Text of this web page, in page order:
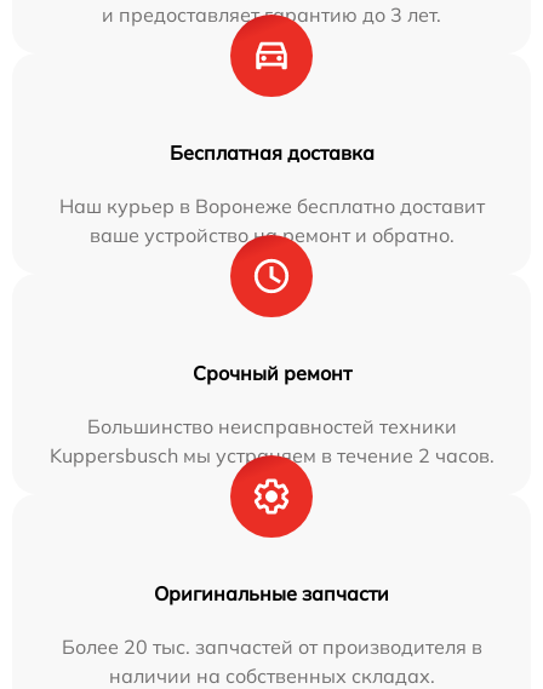
и предоставляет гарантию до 3 лет.
Бесплатная доставка
Наш курьер в Воронеже бесплатно доставит
ваше устройство на ремонт и обратно.
Срочный ремонт
Большинство неисправностей техники
Kuppersbusch мы устраняем в течение 2 часов.
Оригинальные запчасти
Более 20 тыс. запчастей от производителя в
наличии на собственных складах.